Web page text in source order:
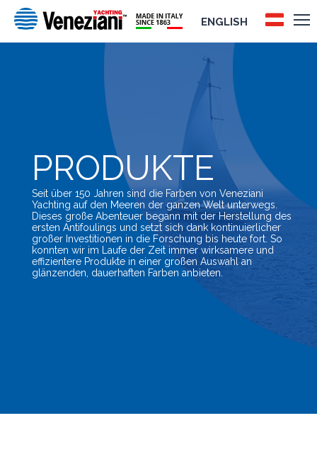
ENGLISH
PRODUKTE
Seit über 150 Jahren sind die Farben von Veneziani
Yachting auf den Meeren der ganzen Welt unterwegs.
Dieses große Abenteuer begann mit der Herstellung des
ersten Antifoulings und setzt sich dank kontinuierlicher
großer Investitionen in die Forschung bis heute fort. So
konnten wir im Laufe der Zeit immer wirksamere und
effizientere Produkte in einer großen Auswahl an
glänzenden, dauerhaften Farben anbieten.